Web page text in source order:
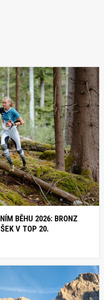
BĚHU 2026: BRONZ
V TOP 20.